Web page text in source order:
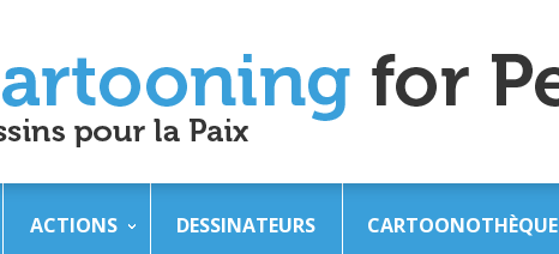
ACTIONS DESSINATEURS CARTOONOTHÈQUE